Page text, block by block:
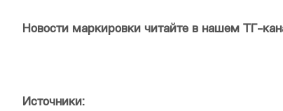
Новости маркировки читайте в нашем ТГ-
Источники: